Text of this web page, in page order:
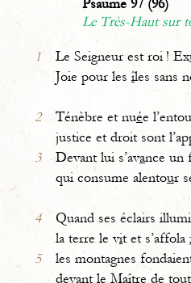
Psaume 97 (96)
Le Très-Haut sur
1 Le Seigneur est roi ! Ex
Joie pour les îles sans
2 Ténèbre et nuée
justice et droit sont
3
Devant lui s’avance un
qui consume alentour
4 Quand ses éclairs
la terre le vit et s’affola ;
5
les montagnes
devant le Maître de tou